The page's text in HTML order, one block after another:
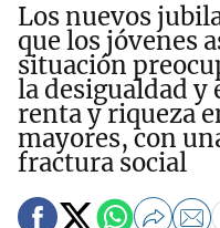
Los nuevos
que los jóvenes
situación
la desigualdad y
renta y riqueza
mayores, con
fractura social